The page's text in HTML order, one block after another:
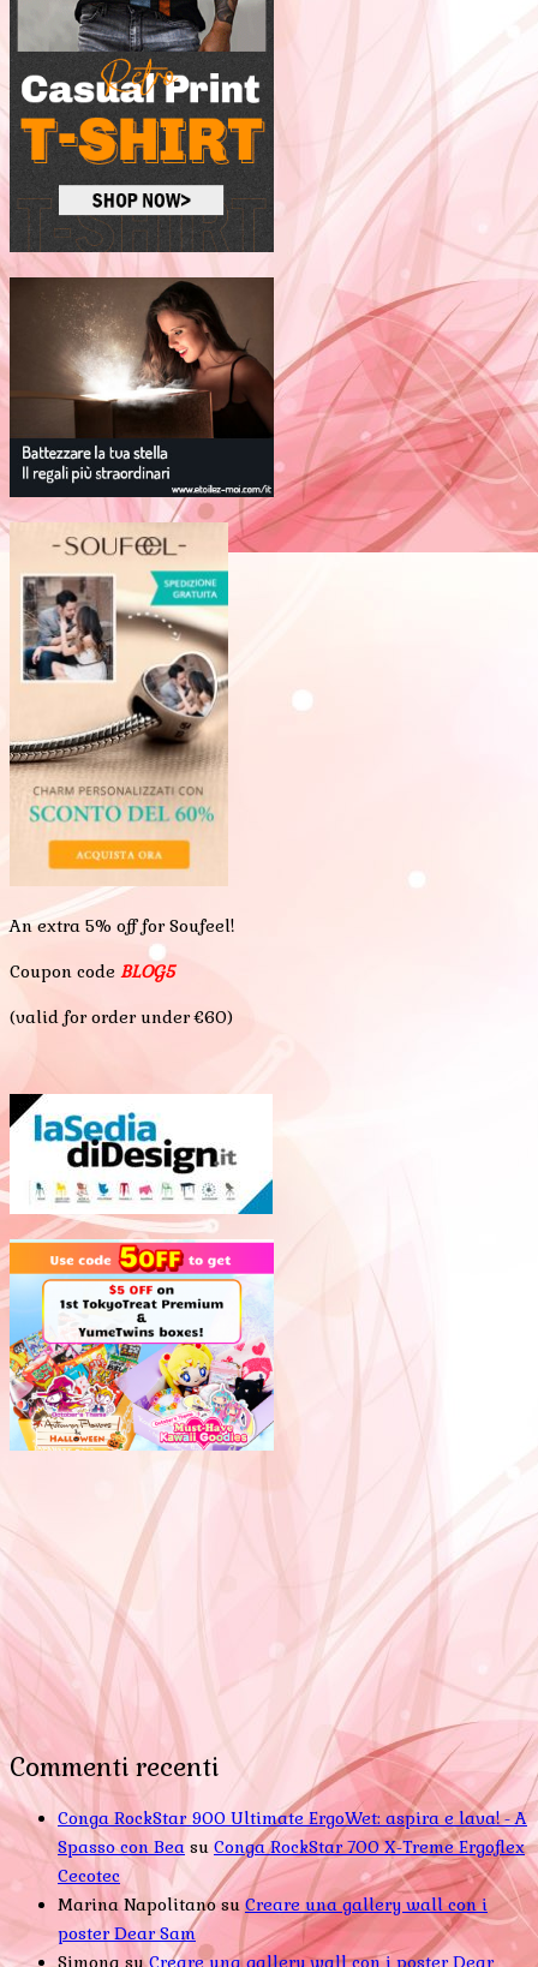
An extra 5% off for Soufeel!
Coupon code BLOG5
(valid for order under €60)
Commenti recenti
Conga RockStar 900 Ultimate ErgoWet: aspira e lava! - A
Spasso con Bea su Conga RockStar 700 X-Treme Ergoflex
Cecotec
Marina Napolitanosu Creare una gallery wall con i
poster Dear Sam
Simona suCreare una gallery wall con i poster Dear